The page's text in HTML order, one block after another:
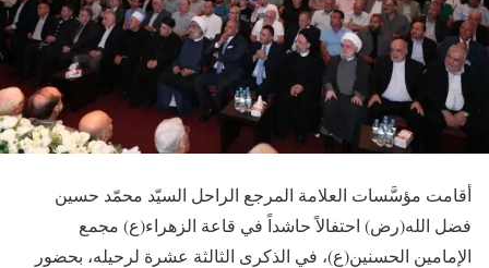
أقامت مؤسَّسات العلامة المرجع الراحل السيّد محمّد حسين
فضل الله(رض) احتفالاً حاشداً في قاعة الزهراء(ع) مجمع
الإمامين الحسنين(ع)، في الذكرى الثالثة عشرة لرحيله، بحضور